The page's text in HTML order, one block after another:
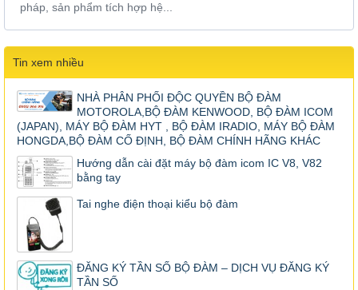
pháp, sản phẩm tích hợp hệ...
Tin xem nhiều
NHÀ PHÂN PHỐI ĐỘC QUYỀN BỘ ĐÀM
MOTOROLA,BỘ ĐÀM KENWOOD, BỘ ĐÀM ICOM
(JAPAN), MÁY BỘ ĐÀM HYT , BỘ ĐÀM IRADIO, MÁY BỘ ĐÀM
HONGDA,BỘ ĐÀM CỐ ĐỊNH, BỘ ĐÀM CHÍNH HÃNG KHÁC
Hướng dẫn cài đặt máy bộ đàm icom IC V8, V82
bằng tay
Tai nghe điện thoại kiểu bộ đàm
ĐĂNG KÝ TẦN SỐ BỘ ĐÀM – DỊCH VỤ ĐĂNG KÝ
TẦN SỐ